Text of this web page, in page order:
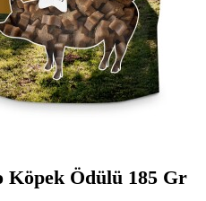
Köpek Ödülü 185 Gr